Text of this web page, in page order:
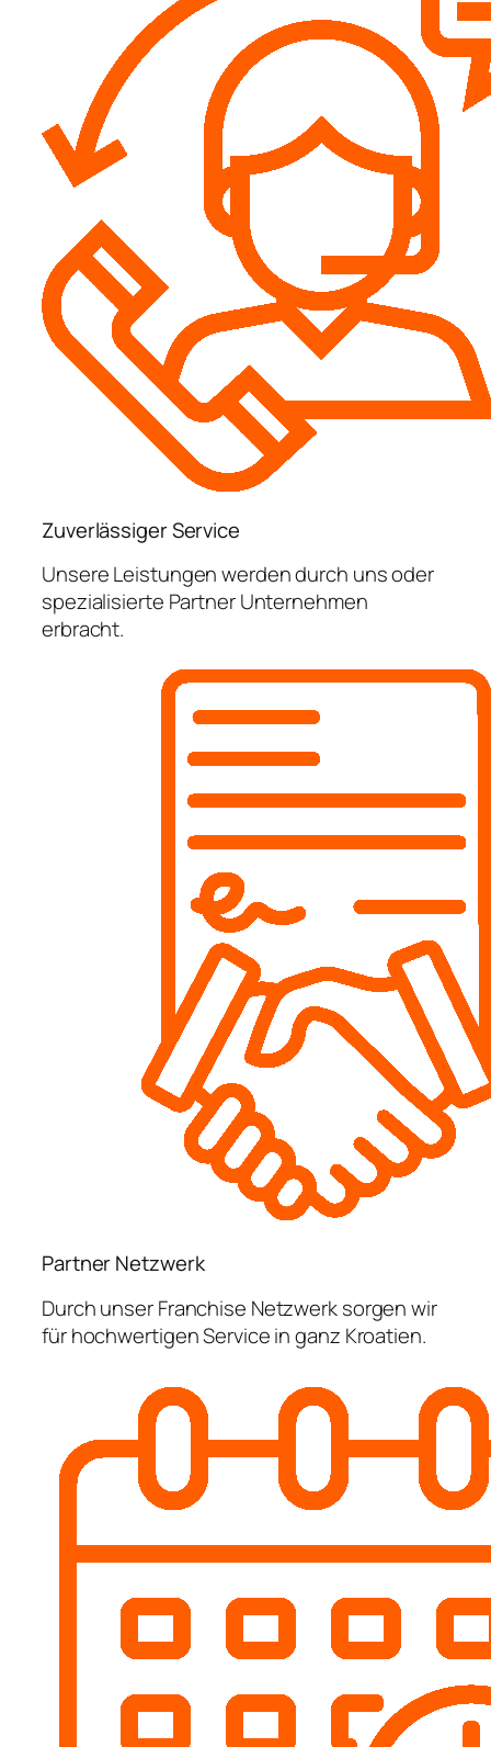
Zuverlässiger Service
Unsere Leistungen werden durch uns oder
spezialisierte Partner Unternehmen
erbracht.
Partner Netzwerk
Durch unser Franchise Netzwerk sorgen wir
für hochwertigen Service in ganz Kroatien.